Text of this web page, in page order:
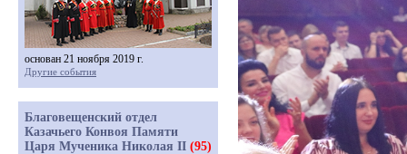
основан 21 ноября 2019 г.
Другие события
Благовещенский отдел
Казачьего Конвоя Памяти
Царя Мученика Николая II (95)